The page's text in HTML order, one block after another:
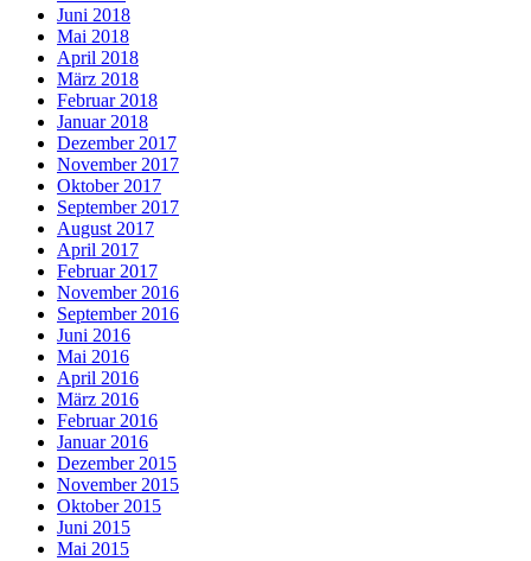
Juni 2018
Mai 2018
April 2018
März 2018
Februar 2018
Januar 2018
Dezember 2017
November 2017
Oktober 2017
September 2017
August 2017
April 2017
Februar 2017
November 2016
September 2016
Juni 2016
Mai 2016
April 2016
März 2016
Februar 2016
Januar 2016
Dezember 2015
November 2015
Oktober 2015
Juni 2015
Mai 2015